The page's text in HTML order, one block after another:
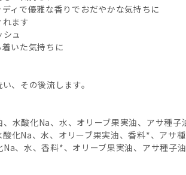
ィで優雅な香りでおだやかな気持ちに
ます
ュ
いた気持ちに
、その後流します。
水酸化Na、水、オリーブ果実油、アサ種
化Na、水、オリーブ果実油、香料*、アサ
、水、香料*、オリーブ果実油、アサ種子